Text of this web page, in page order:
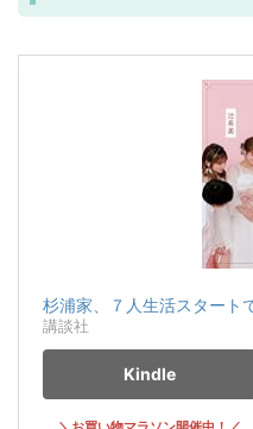
杉浦家、７人生活スタート
講談社
Kindle